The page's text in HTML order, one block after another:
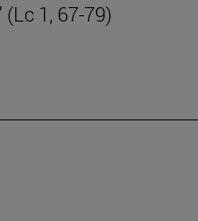
(Lc 1, 67-79)